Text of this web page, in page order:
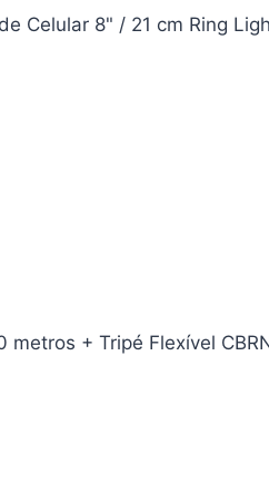
Celular 8" / 21 cm Ring
+ Tripé Flexível